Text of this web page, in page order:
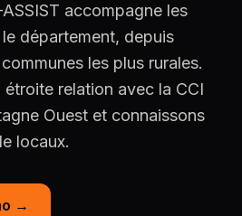
accompagne les
département, depuis
les plus rurales.
relation avec la CCI
Ouest et connaissons
locaux.
→